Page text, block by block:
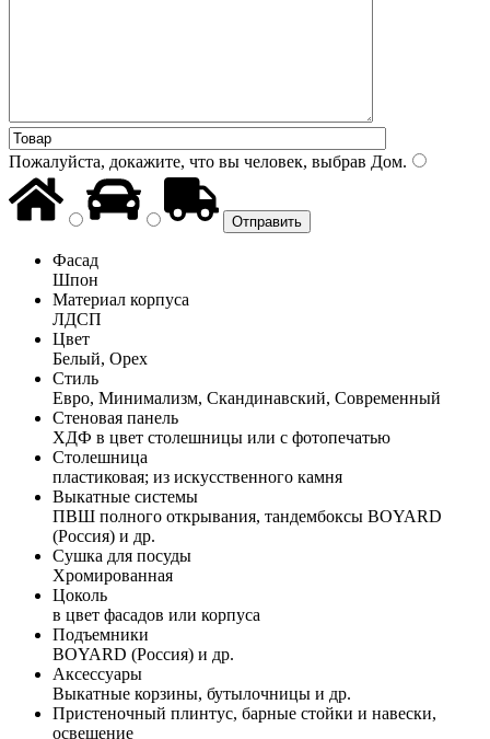
Пожалуйста, докажите, что вы человек, выбрав Дом.
Фасад
Шпон
Материал корпуса
ЛДСП
Цвет
Белый, Орех
Стиль
Евро, Минимализм, Скандинавский, Современный
Стеновая панель
ХДФ в цвет столешницы или с фотопечатью
Столешница
пластиковая; из искусственного камня
Выкатные системы
ПВШ полного открывания, тандембоксы BOYARD
(Россия) и др.
Сушка для посуды
Хромированная
Цоколь
в цвет фасадов или корпуса
Подъемники
BOYARD (Россия) и др.
Аксессуары
Выкатные корзины, бутылочницы и др.
Пристеночный плинтус, барные стойки и навески,
освещение